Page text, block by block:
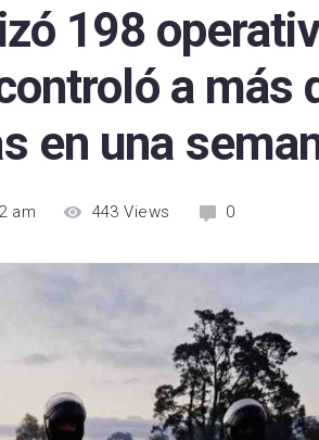
198
a más
en una
am 443 Views 0